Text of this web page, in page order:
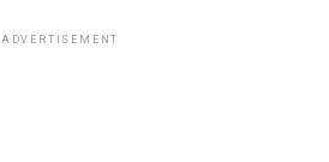
ADVERTISEMENT